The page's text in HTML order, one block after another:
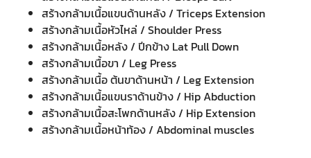
สร้างกล้ามเนื้อแขนด้านหลัง / Triceps Extension
สร้างกล้ามเนื้อหัวไหล่ / Shoulder Press
สร้างกล้ามเนื้อหลัง / ปีกข้าง Lat Pull Down
สร้างกล้ามเนื้อขา / Leg Press
สร้างกล้ามเนื้อ ต้นขาด้านหน้า / Leg Extension
สร้างกล้ามเนื้อแขนราด้านข้าง / Hip Abduction
สร้างกล้ามเนื้อสะโพกด้านหลัง / Hip Extension
สร้างกล้ามเนื้อหน้าท้อง / Abdominal muscles